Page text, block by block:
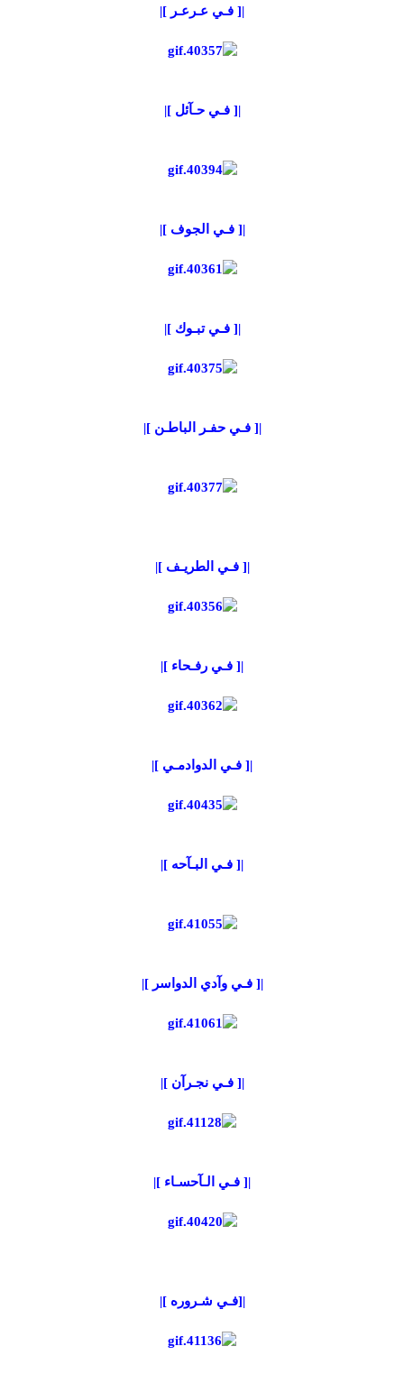
|[ فـي عـرعـر ]|
|[ فـي حـآئل ]|
|[ فـي الجوف ]|
|[ فـي تبـوك ]|
|[ فـي حفـر الباطـن ]|
|[ فـي الطريـف ]|
|[ فـي رفـحاء ]|
|[ فـي الدوادمـي ]|
|[ فـي البـآحه ]|
|[ فـي وآدي الدواسر ]|
|[ فـي نجـرآن ]|
|[ فـي الـآحسـاء ]|
|[فـي شـروره ]|